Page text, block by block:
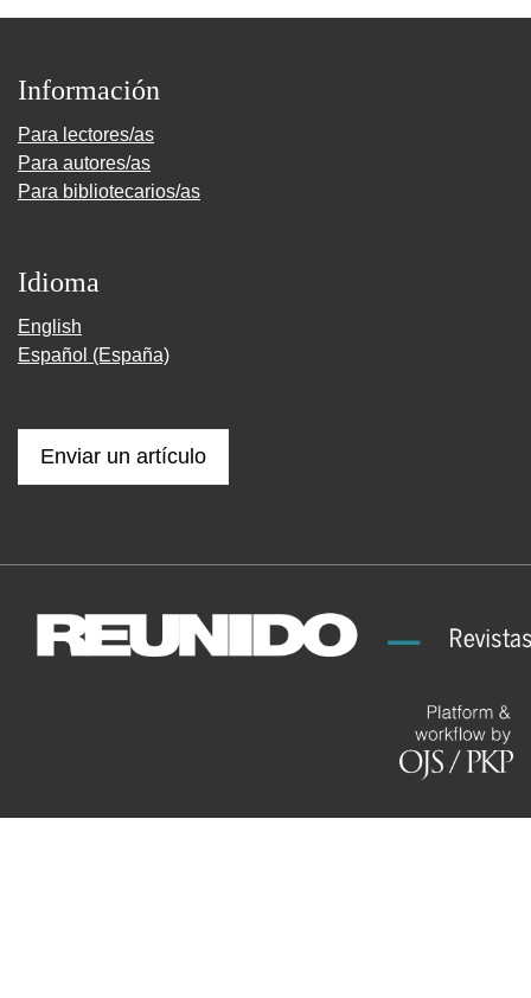
Información
Para lectores/as
Para autores/as
Para bibliotecarios/as
Idioma
English
Español (España)
Enviar un artículo